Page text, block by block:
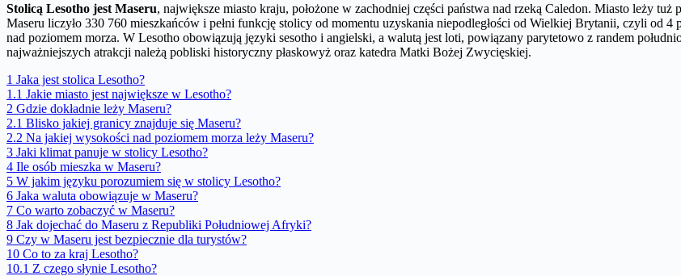
Stolicą Lesotho jest Maseru, największe miasto kraju, położone w zachodniej części państwa nad rzeką Caledon. Miasto leży
Maseru liczyło 330 760 mieszkańców i pełni funkcję stolicy od momentu uzyskania niepodległości od Wielkiej Brytanii, czyli od
nad poziomem morza. W Lesotho obowiązują języki sesotho i angielski, a walutą jest loti, powiązany parytetowo z randem
najważniejszych atrakcji należą pobliski historyczny płaskowyż oraz katedra Matki Bożej Zwycięskiej.
1 Jaka jest stolica Lesotho?
1.1 Jakie miasto jest największe w Lesotho?
2 Gdzie dokładnie leży Maseru?
2.1 Blisko jakiej granicy znajduje się Maseru?
2.2 Na jakiej wysokości nad poziomem morza leży Maseru?
3 Jaki klimat panuje w stolicy Lesotho?
4 Ile osób mieszka w Maseru?
5 W jakim języku porozumiem się w stolicy Lesotho?
6 Jaka waluta obowiązuje w Maseru?
7 Co warto zobaczyć w Maseru?
8 Jak dojechać do Maseru z Republiki Południowej Afryki?
9 Czy w Maseru jest bezpiecznie dla turystów?
10 Co to za kraj Lesotho?
10.1 Z czego słynie Lesotho?